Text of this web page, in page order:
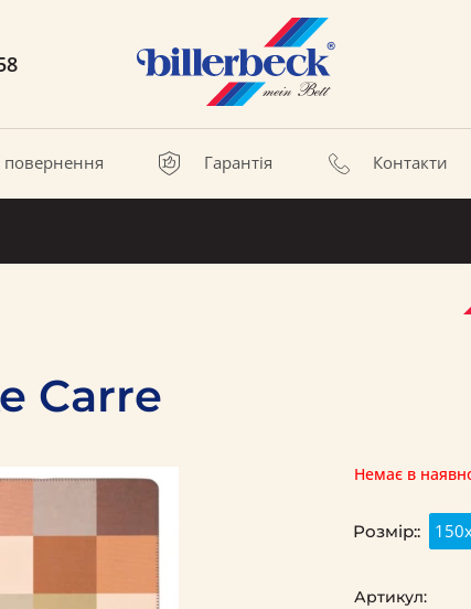
повернення Гарантія Контакти
Carre
Немає в
Розмір::
Артикул: